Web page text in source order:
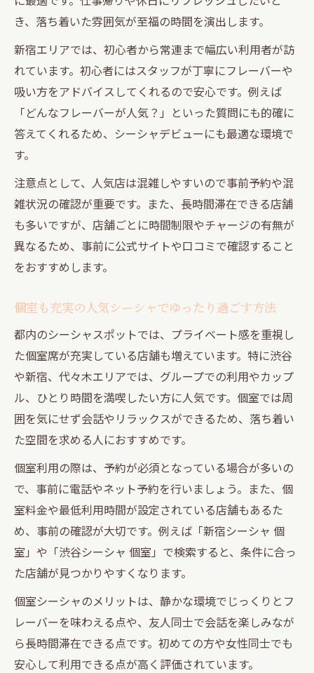
き、落ち着いた雰囲気が至福の時間を演出します。
新宿エリアでは、初心者から常連まで幅広い利用者が訪
れています。初心者にはスタッフが丁寧にフレーバーや
吸い方をアドバイスしてくれるので安心です。例えば
「どんなフレーバーが人気？」といった質問にも的確に
答えてくれるため、シーシャデビューにも最適な環境で
す。
注意点として、人気店は混雑しやすいので事前予約や混
雑状況の確認が重要です。また、長時間滞在できる店舗
も多いですが、店舗ごとに時間制限やチャージの有無が
異なるため、事前に公式サイトや口コミで確認すること
をおすすめします。
個室も充実の人気シーシャでゆったり過ごす方法
都内のシーシャスポットでは、プライベート感を重視し
た個室席が充実している店舗も増えています。特に渋谷
や新宿、代々木エリアでは、グループでの利用やカップ
ル、ひとり時間を満喫したい方に人気です。個室では周
囲を気にせず会話やリラックスができるため、落ち着い
た空間を求める人におすすめです。
個室利用の際は、予約が必須となっている場合が多いの
で、事前に電話やネット予約を行いましょう。また、個
室料金や最低利用時間が設定されている店舗もあるた
め、事前の確認が大切です。例えば「新宿シーシャ 個
室」や「渋谷シーシャ 個室」で検索すると、条件に合っ
た店舗が見つかりやすくなります。
個室シーシャのメリットは、静かな環境でじっくりとフ
レーバーを味わえる点や、友人同士で会話を楽しみなが
ら長時間滞在できる点です。初めての方や女性同士でも
安心して利用できる点が高く評価されています。